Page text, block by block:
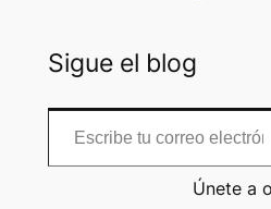
Sigue el blog
Escribe tu correo electrónico…
Únete a